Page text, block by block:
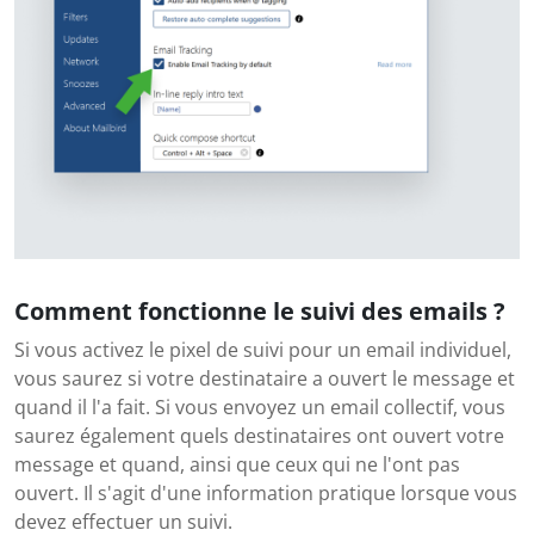
Comment fonctionne le suivi des emails ?
Si vous activez le pixel de suivi pour un email individuel,
vous saurez si votre destinataire a ouvert le message et
quand il l'a fait. Si vous envoyez un email collectif, vous
saurez également quels destinataires ont ouvert votre
message et quand, ainsi que ceux qui ne l'ont pas
ouvert. Il s'agit d'une information pratique lorsque vous
devez effectuer un suivi.